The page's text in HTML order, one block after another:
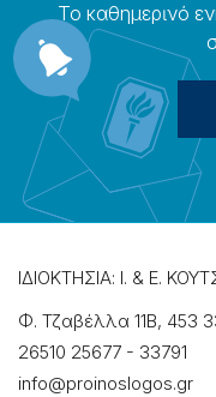
Το καθημερɩνό
ΙΔΙΟΚΤΗΣΙΑ: Ι. & Ε.
Φ. Τζαβέλλα 11Β, 453
26510 25677 - 33791
info@proinoslogos.gr